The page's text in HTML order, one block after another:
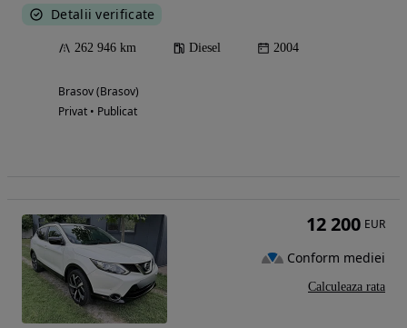
Detalii verificate
262 946 km Diesel 2004
Brasov (Brasov)
Privat • Publicat
12 200 EUR
Conform mediei
Calculeaza rata